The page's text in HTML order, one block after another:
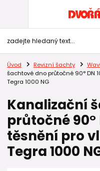
Úvod Revizní šachty
šachtové dno průtočné 90° DN
Tegra 1000 NG
Kanalizační
průtočné 90°
těsnění pro
Tegra 1000